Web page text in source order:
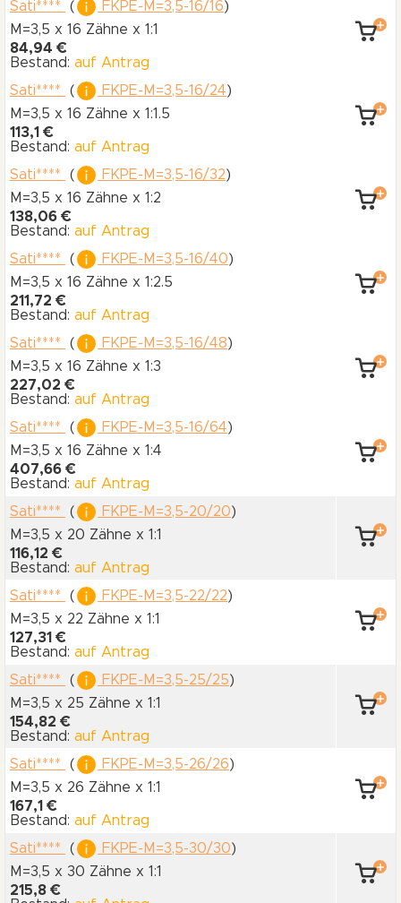
Sati**** ( FKPE-M=3,5-16/16)
M=3,5 x 16 Zähne x 1:1
84,94 €
Bestand: auf Antrag
Sati****
( FKPE-M=3,5-16/24)
M=3,5 x 16 Zähne x 1:1.5
113,1 €
Bestand: auf Antrag
Sati****
( FKPE-M=3,5-16/32)
M=3,5 x 16 Zähne x 1:2
138,06 €
Bestand: auf Antrag
Sati****
( FKPE-M=3,5-16/40)
M=3,5 x 16 Zähne x 1:2.5
211,72 €
Bestand: auf Antrag
Sati****
( FKPE-M=3,5-16/48)
M=3,5 x 16 Zähne x 1:3
227,02 €
Bestand: auf Antrag
Sati****
( FKPE-M=3,5-16/64)
M=3,5 x 16 Zähne x 1:4
407,66 €
Bestand: auf Antrag
Sati****
( FKPE-M=3,5-20/20)
M=3,5 x 20 Zähne x 1:1
116,12 €
Bestand: auf Antrag
Sati****
( FKPE-M=3,5-22/22)
M=3,5 x 22 Zähne x 1:1
127,31 €
Bestand: auf Antrag
Sati****
( FKPE-M=3,5-25/25)
M=3,5 x 25 Zähne x 1:1
154,82 €
Bestand: auf Antrag
Sati****
( FKPE-M=3,5-26/26)
M=3,5 x 26 Zähne x 1:1
167,1 €
Bestand: auf Antrag
Sati****
( FKPE-M=3,5-30/30)
M=3,5 x 30 Zähne x 1:1
215,8 €